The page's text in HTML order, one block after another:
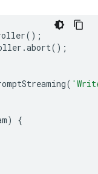
();
.abort();
(
)
{